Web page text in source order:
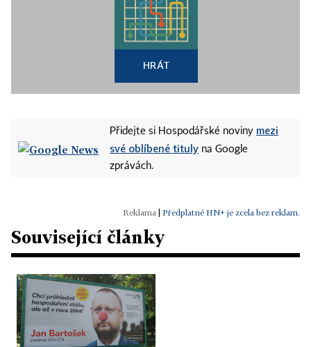
HRÁT
Přidejte si Hospodářské noviny mezi
své oblíbené tituly na Google
zprávách.
Předplatné HN+ je zcela bez reklam.
Související články